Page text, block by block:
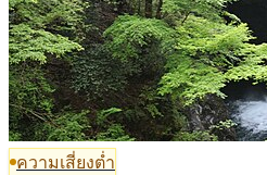
ความเสี่ยงต่ำ